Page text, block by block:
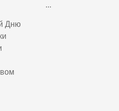
Дню
...